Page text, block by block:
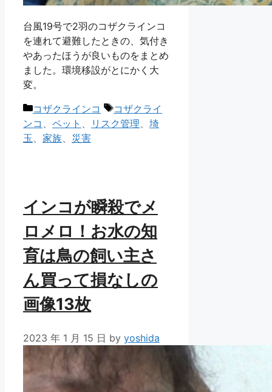
台風19号で2羽のコザクラインコ
を連れて避難したときの、気付き
やあったほうが良いものをまとめ
ました。環境移設がとにかく大
変。
カ
テ
コザクラインコ
タ
グ
コザクライ
ンコ
ペット リスク管理
埼
玉
家族 災害
インコが瞬殺でメ
ロメロ！お水の知
育は鳥の飼い主さ
ん買って損なしの
画像13枚
2023 年 1 月 15 日 by yoshida